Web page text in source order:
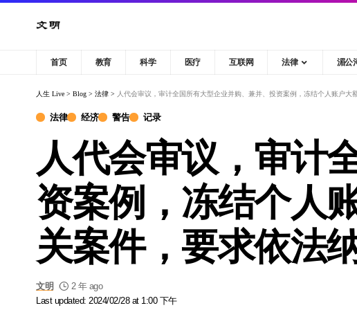
首页 教育 科学 医疗 互联网 法律 湄公
人生 Live > Blog > 法律 > 人代会审议，审计全国所有大型企业并购、兼并、投资案例，冻结个人账户
法律 经济 警告 记录
人代会审议，审计
资案例，冻结个人
关案件，要求依法
Last updated: 2024/02/28 at 1:00 下午
文明 2 年 ago